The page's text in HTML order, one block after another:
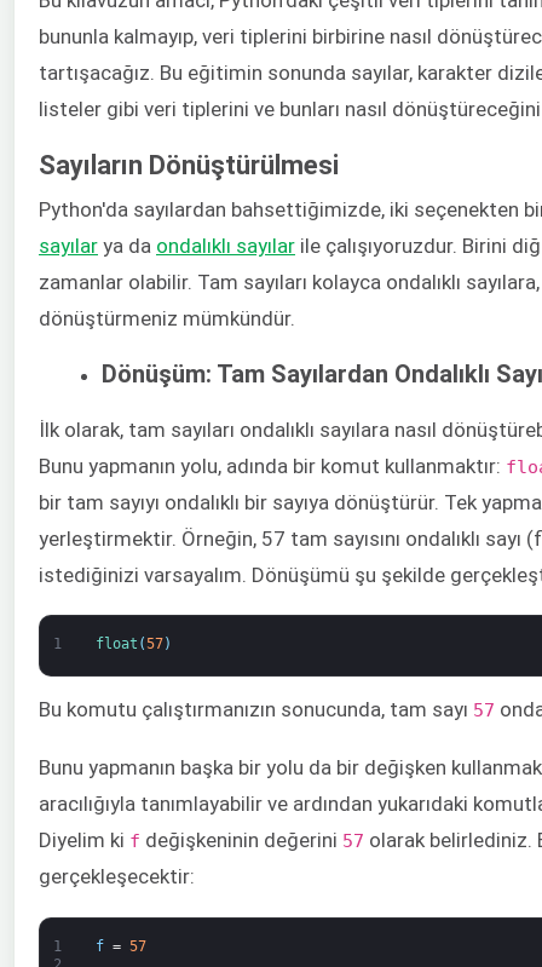
bununla kalmayıp, veri tiplerini birbirine nasıl
tartışacağız. Bu eğitimin sonunda sayılar, karakter
listeler gibi veri tiplerini ve bunları nasıl
Sayıların Dönüştürülmesi
Python'da sayılardan bahsettiğimizde, iki seçenekten
sayılar ya da ondalıklı sayılar ile çalışıyoruzdur. Birini
zamanlar olabilir. Tam sayıları kolayca ondalıklı
dönüştürmeniz mümkündür.
Dönüşüm: Tam Sayılardan Ondalıklı
İlk olarak, tam sayıları ondalıklı sayılara nasıl
Bunu yapmanın yolu, adında bir komut kullanmaktır:
bir tam sayıyı ondalıklı bir sayıya dönüştürür. Tek
yerleştirmektir. Örneğin, 57 tam sayısını ondalıklı
istediğinizi varsayalım. Dönüşümü şu şekilde
1 float (57)
Bu komutu çalıştırmanızın sonucunda, tam sayı 57
Bunu yapmanın başka bir yolu da bir değişken
aracılığıyla tanımlayabilir ve ardından yukarıdaki
Diyelim ki f değişkeninin değerini 57 olarak belirlediniz.
gerçekleşecektir:
1
f = 57